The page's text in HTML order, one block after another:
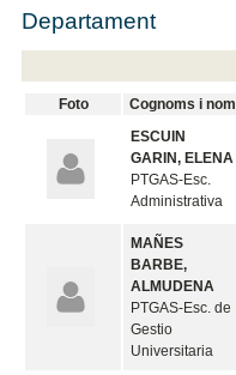
Departament
Foto Cognoms i nom
ESCUIN
GARIN, ELENA
PTGAS-Esc.
Administrativa
MAÑES
BARBE,
ALMUDENA
PTGAS-Esc. de
Gestio
Universitaria